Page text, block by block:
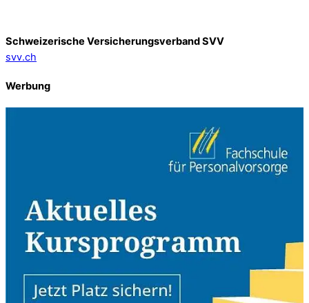
Schweizerische Versicherungsverband SVV
svv.ch
Werbung